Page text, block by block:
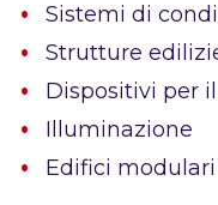
Sistemi di
Strutture
Dispositivi per
Illuminazione
Edifici